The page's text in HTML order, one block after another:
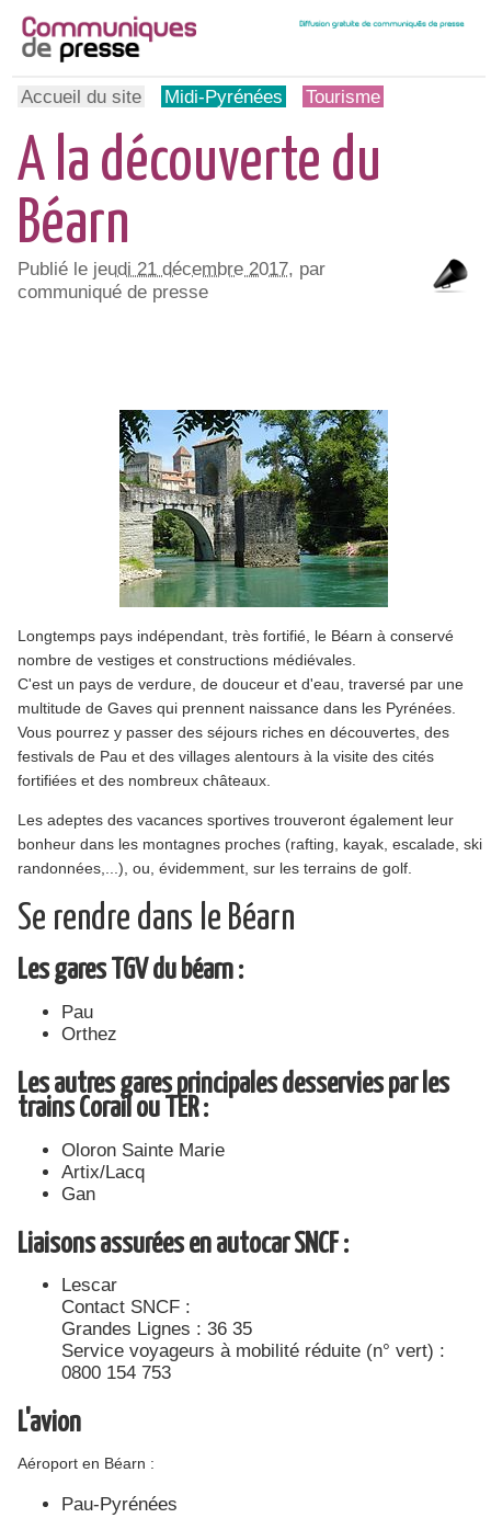
Accueil du site Midi-Pyrénées Tourisme
A la découverte du
Béarn
Publié le jeudi 21 décembre 2017, par
communiqué de presse
Longtemps pays indépendant, très fortifié, le Béarn à conservé
nombre de vestiges et constructions médiévales.
C'est un pays de verdure, de douceur et d'eau, traversé par une
multitude de Gaves qui prennent naissance dans les Pyrénées.
Vous pourrez y passer des séjours riches en découvertes, des
festivals de Pau et des villages alentours à la visite des cités
fortifiées et des nombreux châteaux.
Les adeptes des vacances sportives trouveront également leur
bonheur dans les montagnes proches (rafting, kayak, escalade, ski,
randonnées,...), ou, évidemment, sur les terrains de golf.
Se rendre dans le Béarn
Les gares TGV du béarn :
Pau
Orthez
Les autres gares principales desservies par les
trains Corail ou TER :
Oloron Sainte Marie
Artix/Lacq
Gan
Liaisons assurées en autocar SNCF :
Lescar
Contact SNCF :
Grandes Lignes : 36 35
Service voyageurs à mobilité réduite (n° vert) :
0800 154 753
L'avion
Aéroport en Béarn :
Pau-Pyrénées